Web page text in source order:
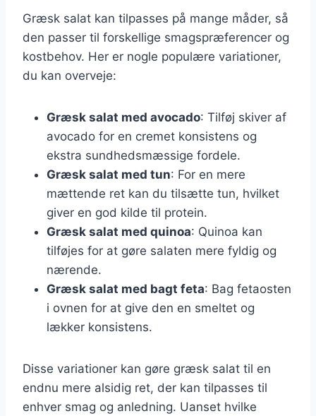
Græsk salat kan tilpasses på mange måder, så
den passer til forskellige smagspræferencer og
kostbehov. Her er nogle populære variationer,
du kan overveje:
Græsk salat med avocado: Tilføj skiver af
avocado for en cremet konsistens og
ekstra sundhedsmæssige fordele.
Græsk salat med tun: For en mere
mættende ret kan du tilsætte tun, hvilket
giver en god kilde til protein.
Græsk salat med quinoa: Quinoa kan
tilføjes for at gøre salaten mere fyldig og
nærende.
Græsk salat med bagt feta: Bag fetaosten
i ovnen for at give den en smeltet og
lækker konsistens.
Disse variationer kan gøre græsk salat til en
endnu mere alsidig ret, der kan tilpasses til
enhver smag og anledning. Uanset hvilke